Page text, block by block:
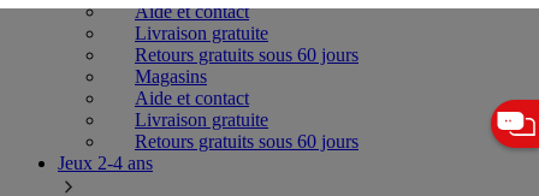
Aide et contact
Livraison gratuite
Retours gratuits sous 60 jours
Magasins
Aide et contact
Livraison gratuite
Retours gratuits sous 60 jours
Jeux 2-4 ans